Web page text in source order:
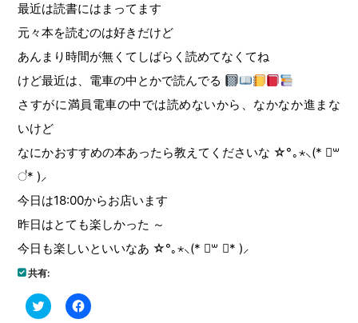
最近は読書にはまってます
元々本を読むのは好きだけど
あんまり時間が無くてしばらく読めてなくてね
けど最近は、電車の中とかで読んでる
さすがに満員電車の中では読めないから、なかなか進まな
いけど
なにかおすすめの本あったら教えてくださいな ☆°｡⋆⸜(* ॑꒳
॑* )⸝
今日は18:00からお店います
昨日はとても楽しかった ～
今日も楽しいといいなあ ☆°｡⋆⸜(* ॑꒳ ॑* )⸝
共有:
ク
リ
Facebook
で